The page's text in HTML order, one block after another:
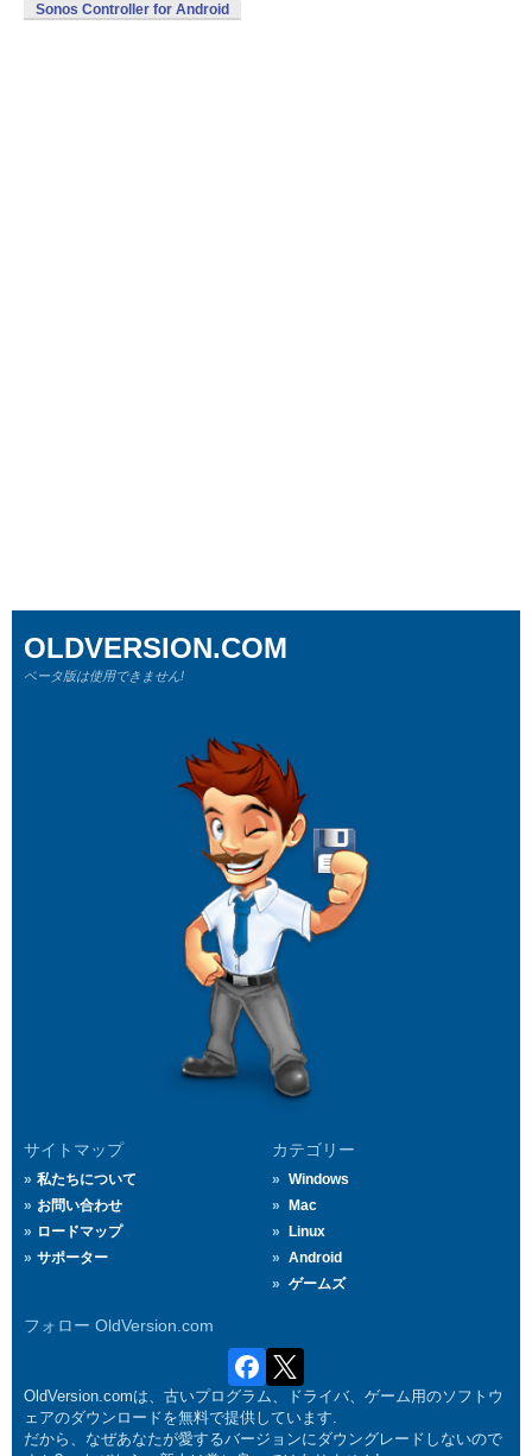
Sonos Controller for Android
サイトマップ
私たちについて
お問い合わせ
ロードマップ
サポーター
カテゴリー
Windows
Mac
Linux
Android
ゲームズ
フォロー OldVersion.com
OLDVERSION.COM
ベータ版は使用できません!
OldVersion.comは、古いプログラム、ドライバ、ゲーム用のソフトウ
ェアのダウンロードを無料で提供しています.
だから、なぜあなたが愛するバージョンにダウングレードしないので